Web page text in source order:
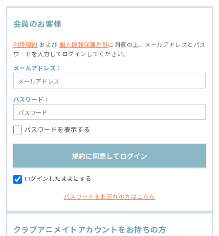
会員のお客様
利用規約 および個人情報保護方針に同意の上、
メールアドレスとパス
ワードを入力してログインしてください。
メールアドレス：
パスワード：
パスワードを表示する
ログインしたままにする
パスワードをお忘れの方はこちら
クラブアニメイトアカウントをお持ちの方